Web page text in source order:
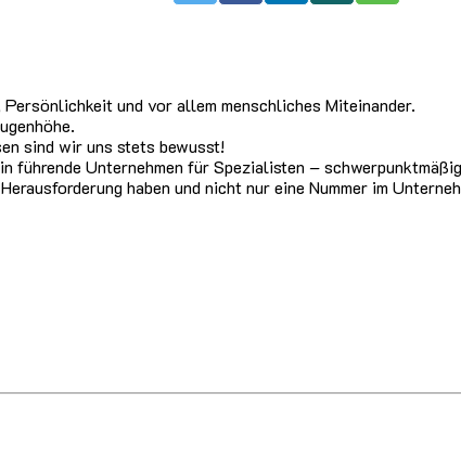
und vor allem menschliches Miteinander.
sind wir uns stets bewusst!
führende Unternehmen für Spezialisten –
haben und nicht nur eine Nummer im